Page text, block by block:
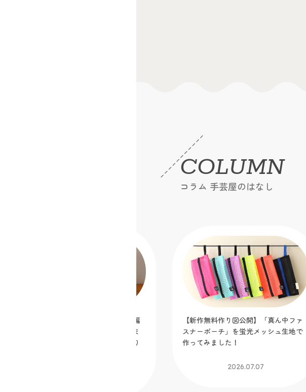
COLUMN
コラム 手芸屋のはなし
【新作無料作り図公開】「真ん中ファ
スナーポーチ」を蛍光メッシュ生地で
ディズニーキャラクター生地で作りた
い！大きめバッグ３選